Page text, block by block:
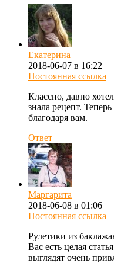
Екатерина
2018-06-07 в 16:22
Постоянная ссылка
Классно, давно
знала рецепт.
благодаря вам.
Ответ
Маргарита
2018-06-08 в 01:06
Постоянная ссылка
Рулетики из
Вас есть целая
выглядят очень